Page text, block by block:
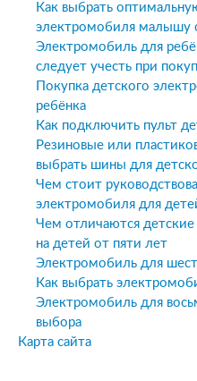
Как выбрать
электромобиля малышу
Электромобиль для
следует учесть при
Покупка детского
ребёнка
Как подключить пульт
Резиновые или
выбрать шины для
Чем стоит
электромобиля для
Чем отличаются
на детей от пяти лет
Электромобиль для
Как выбрать
Электромобиль для
выбора
Карта сайта